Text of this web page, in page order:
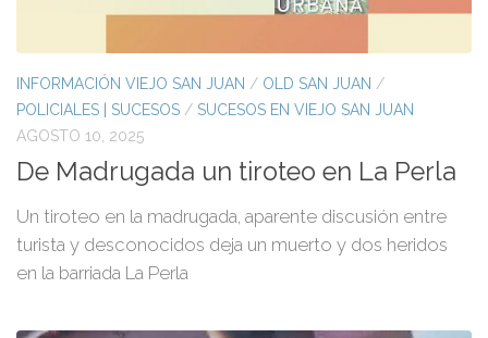
INFORMACIÓN VIEJO SAN JUAN / OLD SAN JUAN /
POLICIALES | SUCESOS / SUCESOS EN VIEJO SAN JUAN
AGOSTO 10, 2025
De Madrugada un tiroteo en La Perla
Un tiroteo en la madrugada, aparente discusión entre
turista y desconocidos deja un muerto y dos heridos
en la barriada La Perla